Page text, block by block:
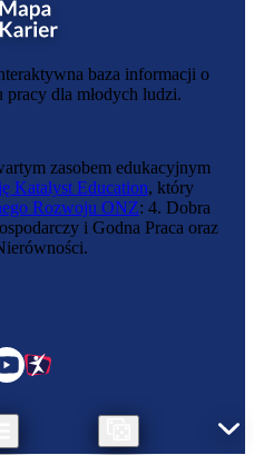
inwestycyjnej
baza informacji o
dla młodych ludzi.
zasobem edukacyjnym
Katalyst Education, który
Rozwoju ONZ: 4. Dobra
i Godna Praca oraz